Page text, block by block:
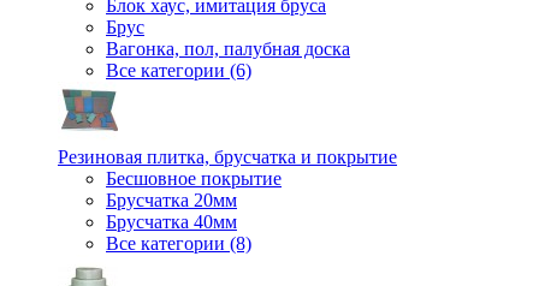
Блок хаус, имитация бруса
Брус
Вагонка, пол, палубная доска
Все категории (6)
Резиновая плитка, брусчатка и покрытие
Бесшовное покрытие
Брусчатка 20мм
Брусчатка 40мм
Все категории (8)